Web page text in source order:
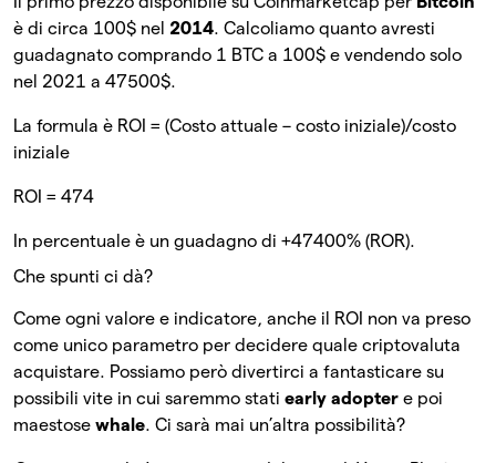
è di circa 100$ nel 2014. Calcoliamo quanto avresti
guadagnato comprando 1 BTC a 100$ e vendendo solo
nel 2021 a 47500$.
La formula è ROI = (Costo attuale – costo iniziale)/costo
iniziale
ROI = 474
In percentuale è un guadagno di +47400% (ROR).
Che spunti ci dà?
Come ogni valore e indicatore, anche il ROI non va preso
come unico parametro per decidere quale criptovaluta
acquistare. Possiamo però divertirci a fantasticare su
possibili vite in cui saremmo stati early adopter e poi
maestose whale. Ci sarà mai un’altra possibilità?